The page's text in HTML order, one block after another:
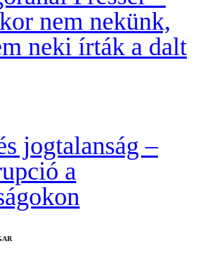
nem nekünk,
neki írták a dalt
jogtalanság –
a